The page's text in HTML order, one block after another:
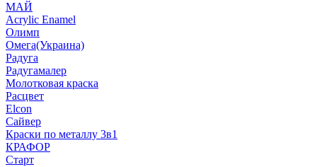
МАЙ
Acrylic Enamel
Олимп
Омега(Украина)
Радуга
Радугамалер
Молотковая краска
Расцвет
Elcon
Сайвер
Краски по металлу 3в1
КРАФОР
Старт